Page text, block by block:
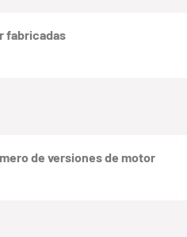
fabricadas
de versiones de motor